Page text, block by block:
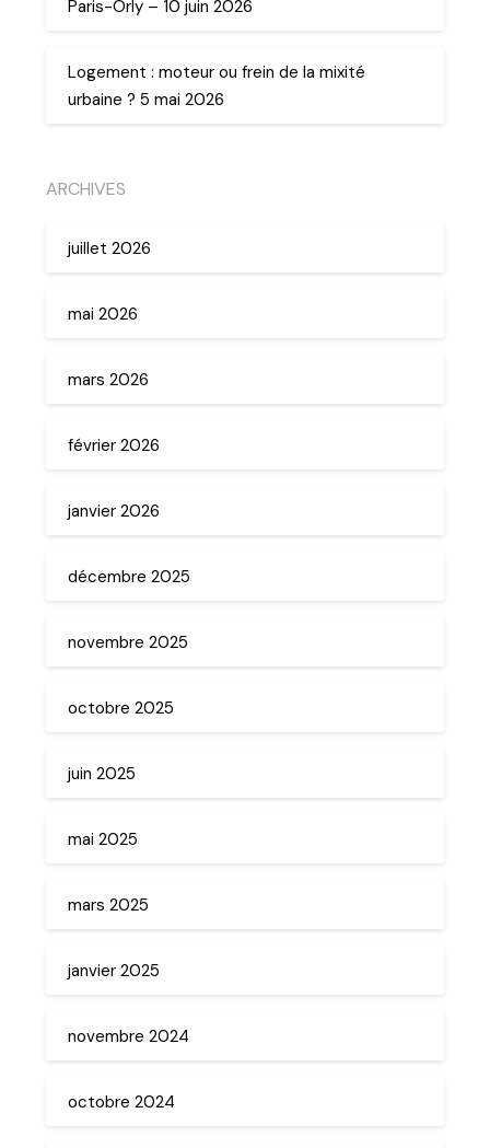
Paris-Orly – 10 juin 2026
Logement : moteur ou frein de la mixité
urbaine ? 5 mai 2026
ARCHIVES
juillet 2026
mai 2026
mars 2026
février 2026
janvier 2026
décembre 2025
novembre 2025
octobre 2025
juin 2025
mai 2025
mars 2025
janvier 2025
novembre 2024
octobre 2024